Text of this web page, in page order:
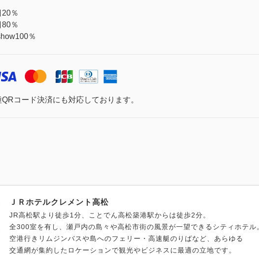
％
80％
％
コード決済にも対応しております。
ＪＲホテルクレメント高松
JR高松駅より徒歩1分、ことでん高松築港駅からは徒歩2分。
全300室を有し、瀬戸内の島々や高松市街の風景が一望できるシティホテル
空港行きリムジンバスや島へのフェリー・高速艇のりばなど、あらゆる
交通網が集約したロケーションで観光やビジネスに最適の立地です。